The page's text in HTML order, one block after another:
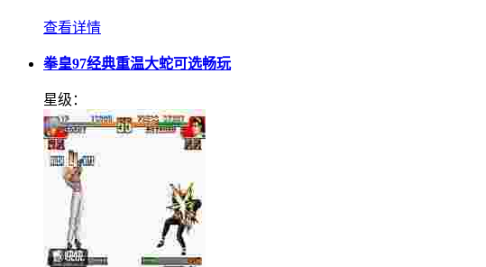
查看详情
拳皇97经典重温大蛇可选畅玩
星级：